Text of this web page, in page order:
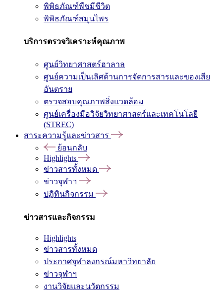
พิพิธภัณฑ์พืชมีชีวิต
พิพิธภัณฑ์สมุนไพร
บริการตรวจวิเคราะห์คุณภาพ
ศูนย์วิทยาศาสตร์ฮาลาล
ศูนย์ความเป็นเลิศด้านการจัดการสารและของเสีย
อันตราย
ตรวจสอบคุณภาพสิ่งแวดล้อม
ศูนย์เครื่องมือวิจัยวิทยาศาสตร์และเทคโนโลยี
(STREC)
สาระความรู้และข่าวสาร
ย้อนกลับ
Highlights
ข่าวสารทั้งหมด
ข่าวจุฬาฯ
ปฏิทินกิจกรรม
ข่าวสารและกิจกรรม
Highlights
ข่าวสารทั้งหมด
ประกาศจุฬาลงกรณ์มหาวิทยาลัย
ข่าวจุฬาฯ
งานวิจัยและนวัตกรรม